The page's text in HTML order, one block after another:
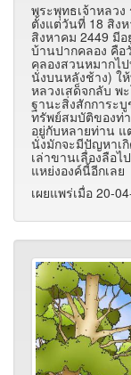
พระพุทธเจ้าหลว
ตั้งแต่วันที่ 18 สิง
สิงหาคม 2449 มี
บ้านปากคลอง คือ
คลองสวนหมากไ
นั่งบนหลังช้าง) ใ
หลวงเสด็จกลับ พ
ฐานะสิ่งสักการะ
ทรัพย์สมบัติของท่
อยู่กับหลายท่าน แ
นั่งมักจะมีปัญหาเ
เล่าขานเลื่องลือ
แหย่งองค์นี้อีกเลย
เผยแพร่เมื่อ 20-